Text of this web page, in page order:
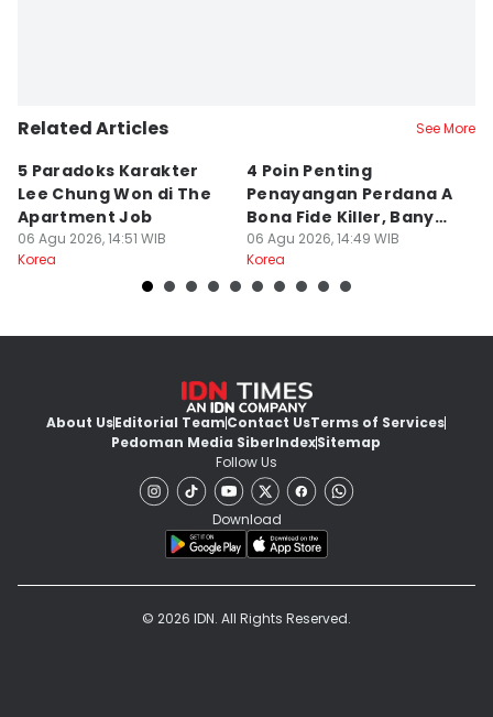
Related Articles See More
5 Paradoks Karakter
Lee Chung Won di The
Apartment Job
06 Agu 2026, 14:51 WIB
Korea
4 Poin Penting
Penayangan Perdana A
Bona Fide Killer, Banyak
Misteri!
06 Agu 2026, 14:49 WIB
Korea
About UsEditorial TeamContact UsTerms of Services
Pedoman Media SiberIndexSitemap
Follow Us
Download
© 2026 IDN. All Rights Reserved.